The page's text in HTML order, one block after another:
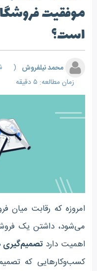
موفقیت
است؟
محمد نیلفروش (
زمان مطالعه: ۵ دقیقه
امروزه که رقابت میان
می‌شود، داشتن یک
اهمیت داردتصمیم‌گیری
کسب‌وکارهایی که